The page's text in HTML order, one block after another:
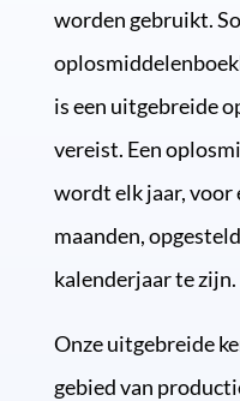
worden gebruikt.
is een uitgebreide
vereist. Een
wordt elk jaar, voor
maanden,
kalenderjaar te zijn.
Onze uitgebreide
gebied van